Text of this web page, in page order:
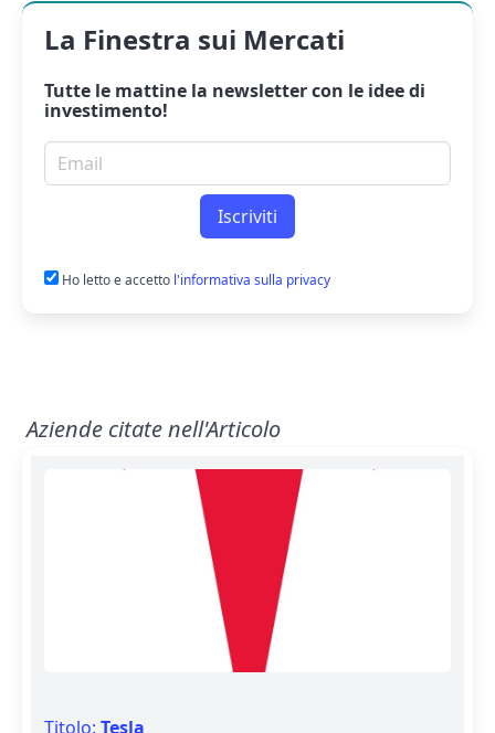
La Finestra sui Mercati
Tutte le mattine la newslettercon le idee di
investimento!
Email per newsletter
Iscriviti
Ho letto e accetto l'informativa sulla privacy
Aziende citate nell'Articolo
Titolo: Tesla